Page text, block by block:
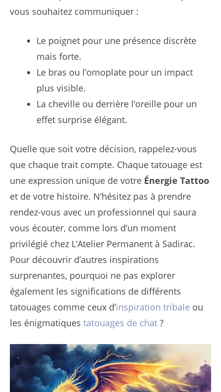
vous souhaitez communiquer :
Le poignet pour une présence discrète
mais forte.
Le bras ou l’omoplate pour un impact
plus visible.
La cheville ou derrière l’oreille pour un
effet surprise élégant.
Quelle que soit votre décision, rappelez-vous
que chaque trait compte. Chaque tatouage est
une expression unique de votre Énergie Tattoo
et de votre histoire. N’hésitez pas à prendre
rendez-vous avec un professionnel qui saura
vous écouter, comme lors d’un moment
privilégié chez L’Atelier Permanent à Sadirac.
Pour découvrir d’autres inspirations
surprenantes, pourquoi ne pas explorer
également les significations de différents
tatouages comme ceux d’inspiration tribale ou
les énigmatiques tatouages de chat ?